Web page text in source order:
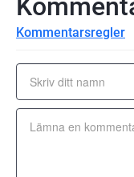
Kommentarsregler